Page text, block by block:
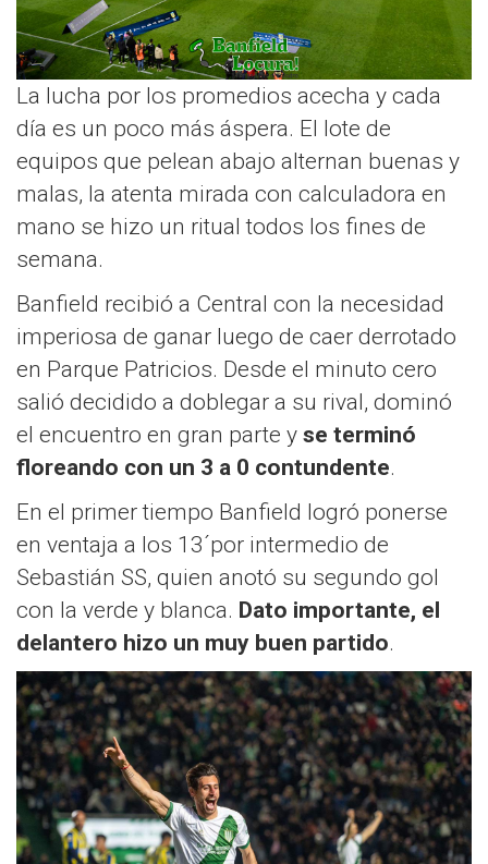
La lucha por los promedios acecha y cada
día es un poco más áspera. El lote de
equipos que pelean abajo alternan buenas y
malas, la atenta mirada con calculadora en
mano se hizo un ritual todos los fines de
semana.
Banfield recibió a Central con la necesidad
imperiosa de ganar luego de caer derrotado
en Parque Patricios. Desde el minuto cero
salió decidido a doblegar a su rival, dominó
el encuentro en gran parte y se terminó
floreando con un 3 a 0 contundente.
En el primer tiempo Banfield logró ponerse
en ventaja a los 13´por intermedio de
Sebastián SS, quien anotó su segundo gol
con la verde y blanca. Dato importante, el
delantero hizo un muy buen partido.